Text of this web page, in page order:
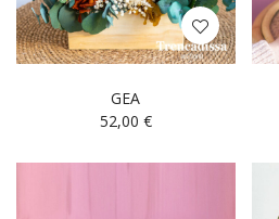
GEA
52,00 €